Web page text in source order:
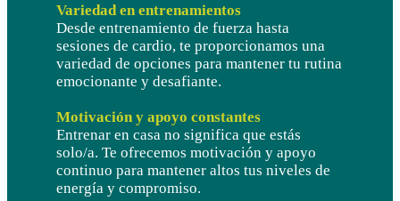
Variedad en entrenamientos
Desde entrenamiento de fuerza hasta
sesiones de cardio, te proporcionamos una
variedad de opciones para mantener tu rutina
emocionante y desafiante.
Motivación y apoyo constantes
Entrenar en casa no significa que estás
solo/a. Te ofrecemos motivación y apoyo
continuo para mantener altos tus niveles de
energía y compromiso.